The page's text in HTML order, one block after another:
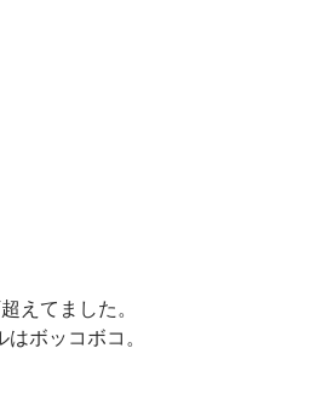
えてました。
ボッコボコ。